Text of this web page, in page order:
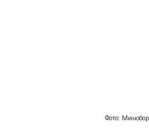
Фото: